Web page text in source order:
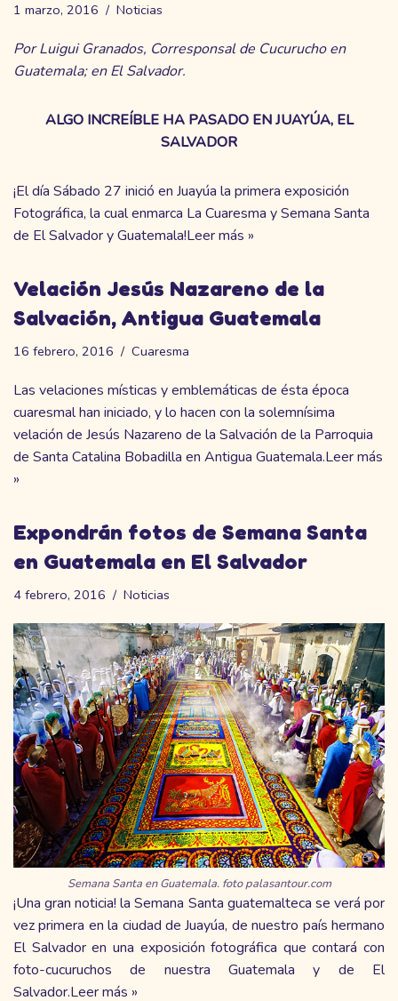
1 marzo, 2016 Noticias
Por Luigui Granados, Corresponsal de Cucurucho en
Guatemala; en El Salvador.
ALGO INCREÍBLE HA PASADO EN JUAYÚA, EL
SALVADOR
¡El día Sábado 27 inició en Juayúa la primera exposición
Fotográfica, la cual enmarca La Cuaresma y Semana Santa
de El Salvador y Guatemala!Leer más »
Velación Jesús Nazareno de la
Salvación, Antigua Guatemala
16 febrero, 2016 Cuaresma
Las velaciones místicas y emblemáticas de ésta época
cuaresmal han iniciado, y lo hacen con la solemnísima
velación de Jesús Nazareno de la Salvación de la Parroquia
de Santa Catalina Bobadilla en Antigua Guatemala.Leer más
»
Expondrán fotos de Semana Santa
en Guatemala en El Salvador
4 febrero, 2016 Noticias
Semana Santa en Guatemala. foto palasantour.com
¡Una gran noticia! la Semana Santa guatemalteca se verá por
vez primera en la ciudad de Juayúa, de nuestro país hermano
El Salvador en una exposición fotográfica que contará con
foto-cucuruchos de nuestra Guatemala y de El
Salvador.Leer más »